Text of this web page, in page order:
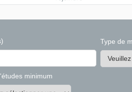
Type de
minimum